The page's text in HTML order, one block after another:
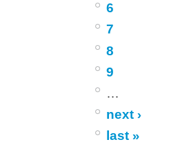
6
7
8
9
…
next ›
last »